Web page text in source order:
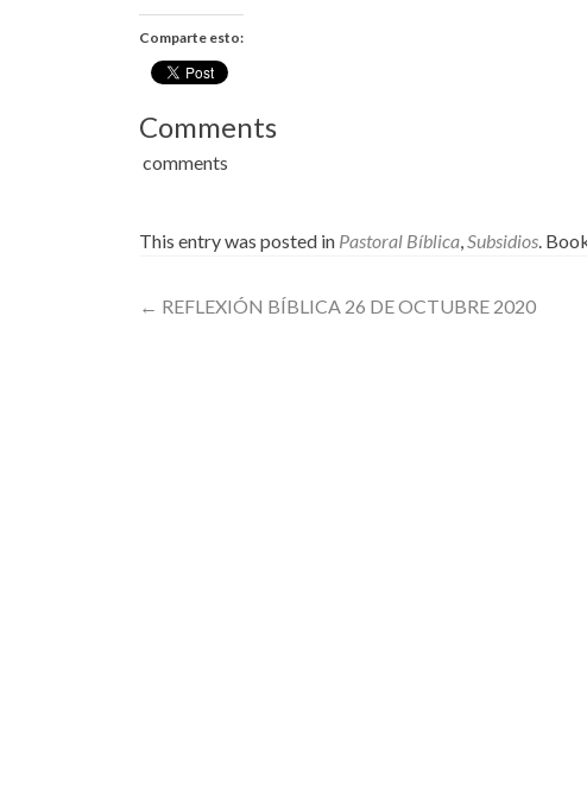
Comparte esto:
Comments
comments
This entry was posted in Pastoral Bíblica,Subsidios.
Post
← REFLEXIÓN BÍBLICA 26 DE OCTUBRE 2020